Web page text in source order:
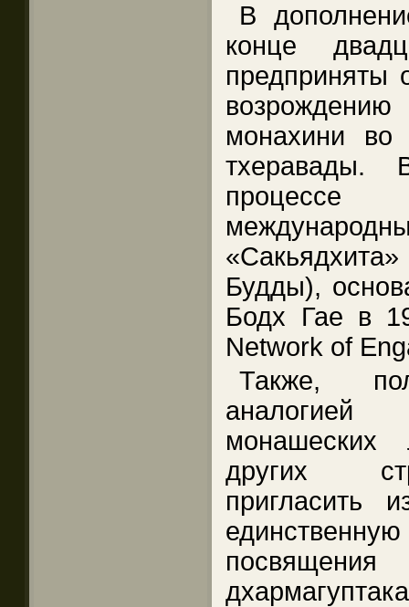
В
конце
предприняты
монахини во
Будды),
Бодх Гае в
Network of
Также,
других
пригласить